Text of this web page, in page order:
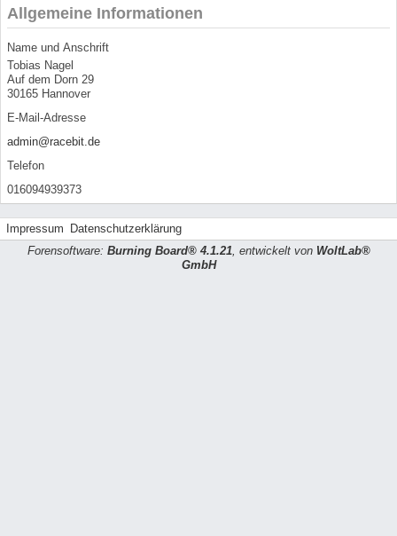
Allgemeine Informationen
Name und Anschrift
Tobias Nagel
Auf dem Dorn 29
30165 Hannover
E-Mail-Adresse
admin@racebit.de
Telefon
016094939373
Impressum
Datenschutzerklärung
Forensoftware: Burning Board® 4.1.21, entwickelt von WoltLab®
GmbH